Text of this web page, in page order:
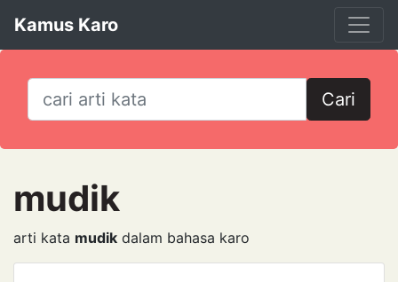
Kamus Karo
Cari
mudik
arti kata mudik dalam bahasa karo